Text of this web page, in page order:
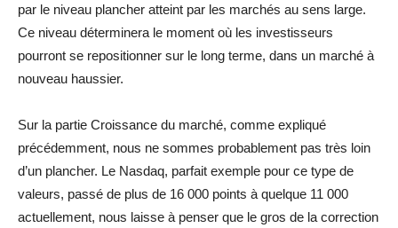
par le niveau plancher atteint par les marchés au sens large.
Ce niveau déterminera le moment où les investisseurs
pourront se repositionner sur le long terme, dans un marché à
nouveau haussier.
Sur la partie Croissance du marché, comme expliqué
précédemment, nous ne sommes probablement pas très loin
d’un plancher. Le Nasdaq, parfait exemple pour ce type de
valeurs, passé de plus de 16 000 points à quelque 11 000
actuellement, nous laisse à penser que le gros de la correction